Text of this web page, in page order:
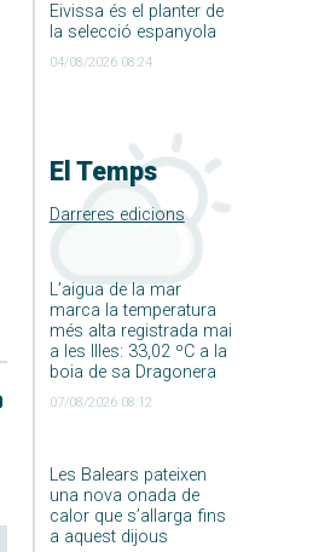
Eivissa és el planter de
la selecció espanyola
04/08/2026 08:24
El Temps
Darreres edicions
L’aigua de la mar
marca la temperatura
més alta registrada mai
a les Illes: 33,02 ºC a la
boia de sa Dragonera
07/08/2026 08:12
Les Balears pateixen
una nova onada de
calor que s’allarga fins
a aquest dijous